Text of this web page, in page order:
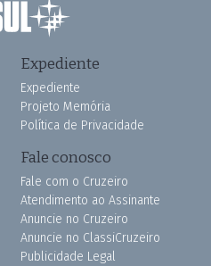
Expediente
Expediente
Projeto Memória
Política de Privacidade
Fale conosco
Fale com o Cruzeiro
Atendimento ao Assinante
Anuncie no Cruzeiro
Anuncie no ClassiCruzeiro
Publicidade Legal